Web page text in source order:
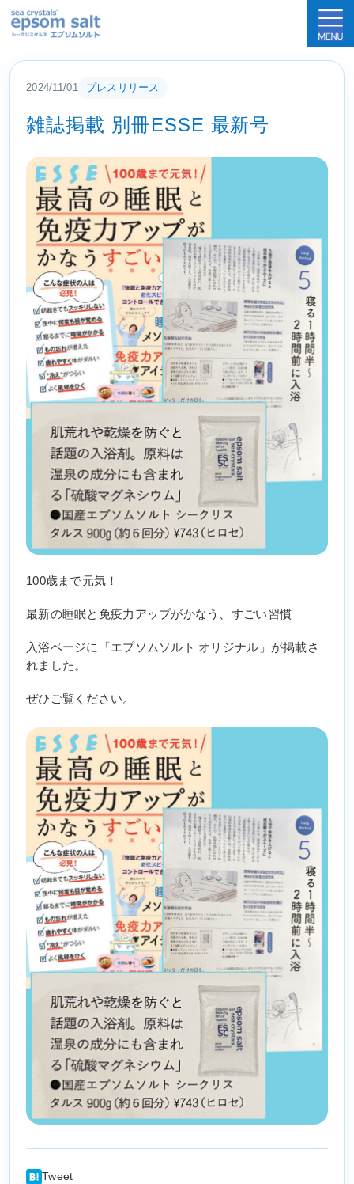
sea crystals epsom salt(シークリスタルス エ
2024/11/01 プレスリリース
雑誌掲載 別冊ESSE 最新号
100歳まで元気！
最新の睡眠と免疫力アップがかなう、すごい習慣
入浴ページに「エプソムソルト オリジナル」が掲載さ
れました。
ぜひご覧ください。
Tweet